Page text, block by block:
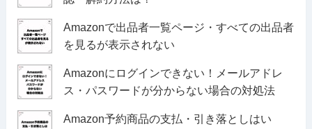
Amazonで出品者一覧ページ・すべての出品者
を見るが表示されない
Amazonにログインできない！メールアドレ
ス・パスワードが分からない場合の対処法
Amazon予約商品の支払・引き落としはい